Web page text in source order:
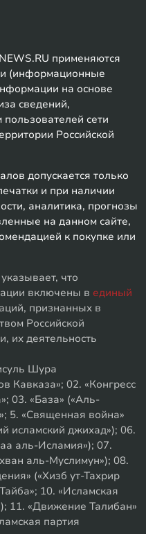
применяются
(информационные
на основе
сведений,
сети
Российской
допускается только
и при наличии
аналитика, прогнозы
на данном сайте,
к покупке или
что
включены в единый
признанных в
Российской
их деятельность
Шура
Кавказа»; 02. «Конгресс
03. «База» («Аль-
5. «Священная война»
исламский джихад»); 06.
аль-Исламия»); 07.
аль-Муслимун»); 08.
(«Хизб ут-Тахрир
10. «Исламская
11. «Движение Талибан»
партия